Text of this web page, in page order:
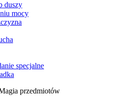
duszy
mocy
specjalne
przedmiotów